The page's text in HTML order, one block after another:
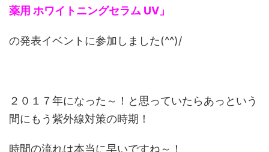
薬用 ホワイトニングセラム UV」
の発表イベントに参加しました(^^)/
２０１７年になった～！と思っていたらあっという
間にもう紫外線対策の時期！
時間の流れは本当に早いですね～！